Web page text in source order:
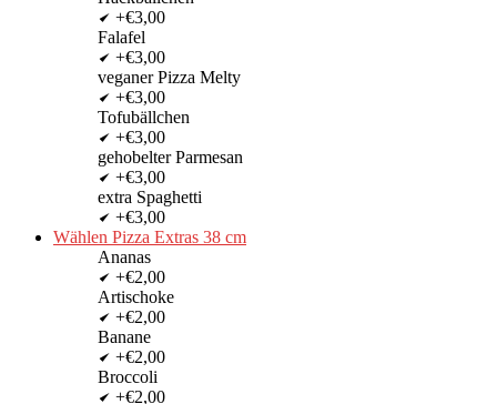
+€3,00
Falafel
+€3,00
veganer Pizza Melty
+€3,00
Tofubällchen
+€3,00
gehobelter Parmesan
+€3,00
extra Spaghetti
+€3,00
Wählen Pizza Extras 38 cm
Ananas
+€2,00
Artischoke
+€2,00
Banane
+€2,00
Broccoli
+€2,00